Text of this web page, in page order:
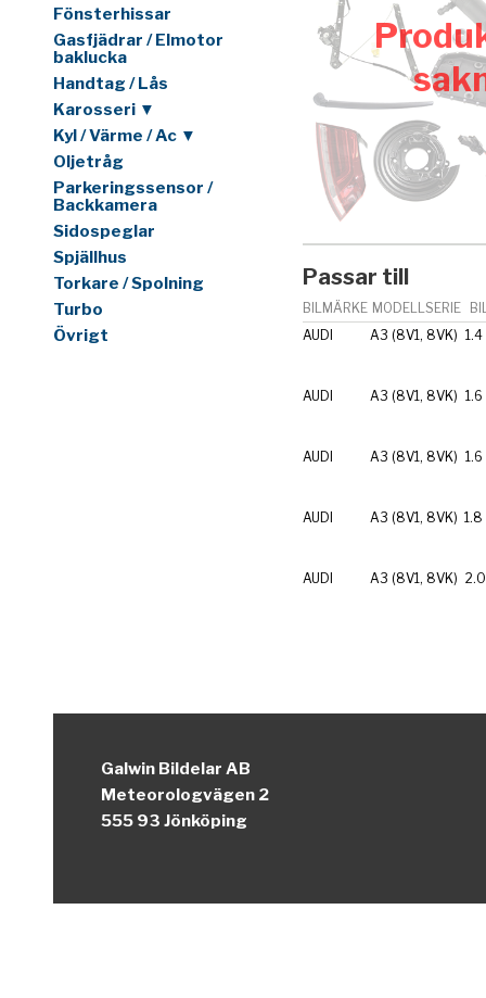
Fönsterhissar
Gasfjädrar / Elmotor
baklucka
Handtag / Lås
Karosseri ▼
Kyl / Värme / Ac ▼
Oljetråg
Parkeringssensor /
Backkamera
Sidospeglar
Spjällhus
Torkare / Spolning
Turbo
Övrigt
Passar till
BILMÄRKE MODELLSERIE
AUDI
A3 (8V1, 8VK) 1.4
AUDI A3 (8V1, 8VK) 1.6
AUDI A3 (8V1, 8VK) 1.6
AUDI A3 (8V1, 8VK) 1.8
AUDI A3 (8V1, 8VK)
Galwin Bildelar AB
Meteorologvägen 2
555 93 Jönköping